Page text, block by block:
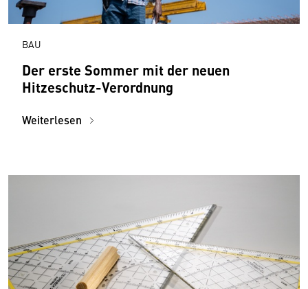
BAU
Der erste Sommer mit der neuen
Hitzeschutz-Verordnung
Weiterlesen